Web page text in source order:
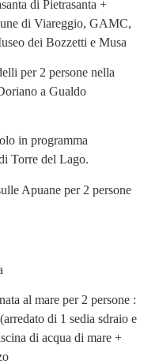
di Pietrasanta +
di Viareggio, GAMC,
dei Bozzetti e Musa
per 2 persone nella
a Gualdo
in programma
Torre del Lago.
Apuane per 2 persone
al mare per 2 persone :
di 1 sedia sdraio e
di acqua di mare +